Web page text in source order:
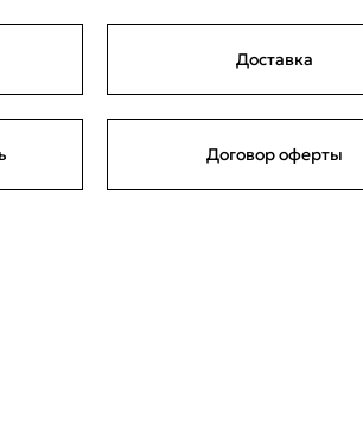
Доставка
Договор оферты